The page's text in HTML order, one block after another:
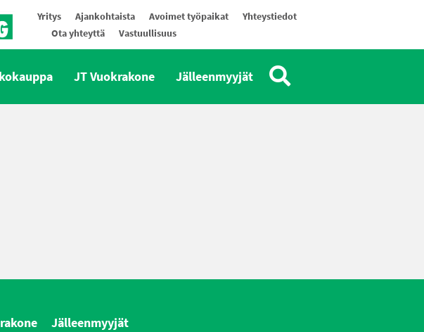
Yritys Ajankohtaista Avoimet työpaikat
Yhteystiedot
Ota yhteyttä
Vastuullisuus
JT Vuokrakone Jälleenmyyjät
Jälleenmyyjät